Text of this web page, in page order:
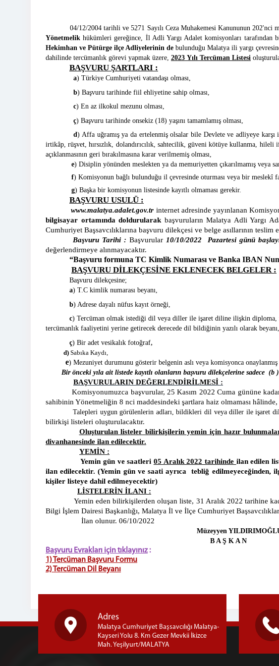
04/12/2004 tarihli ve 5271 Sayılı Ceza Muhakemesi Kanununun 202'nci
Yönetmelikhükümleri gereğince, İl Adli Yargı Adalet komisyonları
Hekimhan ve Pütürge ilçe Adliyelerinin debulunduğu Malatya ili yargı
dahilinde tercümanlık görevi yapmak üzere, 2023 Yılı Tercüman Listesi
BAŞVURU ŞARTLARI :
a) Türkiye Cumhuriyeti vatandaşı olması,
b) Başvuru tarihinde fiil ehliyetine sahip olması,
c) En az ilkokul mezunu olması,
ç) Başvuru tarihinde onsekiz (18) yaşını tamamlamış olması,
d) Affa uğramış ya da ertelenmiş olsalar bile Devlete ve adliyeye
irtikâp, rüşvet, hırsızlık, dolandırıcılık, sahtecilik, güveni kötüye kullanma, hileli
açıklanmasının geri bırakılmasına karar verilmemiş olması,
e) Disiplin yönünden meslekten ya da memuriyetten çıkarılmamış veya
f) Komisyonun bağlı bulunduğu il çevresinde oturması veya bir meslekî
g) Başka bir komisyonun listesinde kayıtlı olmaması gerekir.
BAŞVURU USULÜ :
www.malatya.adalet.gov.tr internet adresinde yayınlanan
bilgisayar ortamında doldurularak başvuruların Malatya Adli Yargı
Cumhuriyet Başsavcılıklarına başvuru dilekçesi ve belge asıllarının
Başvuru Tarihi : Başvurular 10/10/2022 Pazartesi günü
değerlendirmeye alınmayacaktır.
“Başvuru formuna TC Kimlik Numarası ve Banka IBAN
BAŞVURU DİLEKÇESİNE EKLENECEK BELGELER :
Başvuru dilekçesine;
a) T.C kimlik numarası beyanı,
b) Adrese dayalı nüfus kayıt örneği,
c) Tercüman olmak istediği dil veya diller ile işaret diline ilişkin diploma,
tercümanlık faaliyetini yerine getirecek derecede dil bildiğinin yazılı olarak beyanı,
ç) Bir adet vesikalık fotoğraf,
d) Sabıka Kaydı,
e) Mezuniyet durumunu gösterir belgenin aslı veya komisyonca
Bir önceki yıla ait listede kayıtlı olanların başvuru dilekçelerine sadece
BAŞVURULARIN DEĞERLENDİRİLMESİ :
Komisyonumuzca başvurular, 25 Kasım 2022 Cuma gününe kadar
sahibinin Yönetmeliğin 8 nci maddesindeki şartlara haiz olmaması
Talepleri uygun görülenlerin adları, bildikleri dil veya diller ile işaret
bilirkişi listeleri oluşturulacaktır.
Oluşturulan listeler bilirkişilerin yemin için hazır
divanhanesinde ilan edilecektir.
YEMİN :
Yemin gün ve saatleri 05 Aralık 2022 tarihinde ilan edilen
ilan edilecektir. (Yemin gün ve saati ayrıca tebliğ
kişiler listeye dahil edilmeyecektir)
LİSTELERİN İLANI :
Yemin eden bilirkişilerden oluşan liste, 31 Aralık 2022 tarihine kadar
Bilgi İşlem Dairesi Başkanlığı, Malatya İl ve İlçe Cumhuriyet
İlan olunur. 06/10/2022
Müzeyyen
B A Ş
Başvuru Evrakları için tıklayınız:
1) Tercüman Başvuru Formu
2) Tercüman Dil Beyanı
Adres
Malatya Cumhuriyet Başsavcılığı Malatya-
Kayseri Yolu 8. Km Gezer Mevkii İkizce
Mah. Yeşilyurt/MALATYA